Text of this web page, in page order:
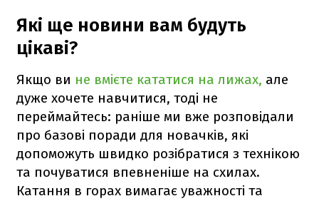
Які ще новини вам будуть
цікаві?
Якщо ви не вмієте кататися на лижах, але
дуже хочете навчитися, тоді не
переймайтесь: раніше ми вже розповідали
про базові поради для новачків, які
допоможуть швидко розібратися з технікою
та почуватися впевненіше на схилах.
Катання в горах вимагає уважності та